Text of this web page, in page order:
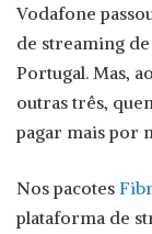
Vodafone
de streaming
Portugal. Mas,
outras três,
pagar mais por
Nos pacotes
plataforma de